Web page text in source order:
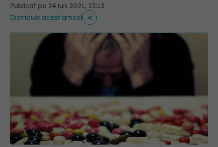
Publicat pe 24 iun 2021, 13:12
Distribuie acest articol